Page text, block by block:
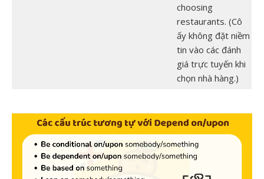
choosing
restaurants. (Cô
ấy không đặt niềm
tin vào các đánh
giá trực tuyến khi
chọn nhà hàng.)